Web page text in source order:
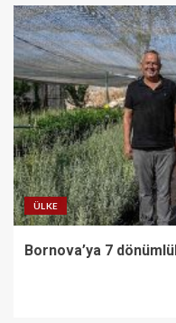
ÜLKE
Bornova’ya 7